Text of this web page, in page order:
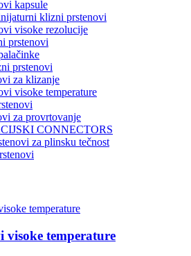
kapsule
klizni prstenovi
visoke rezolucije
prstenovi
prstenovi
za klizanje
visoke temperature
za provrtovanje
CONNECTORS
za plinsku tečnost
visoke temperature